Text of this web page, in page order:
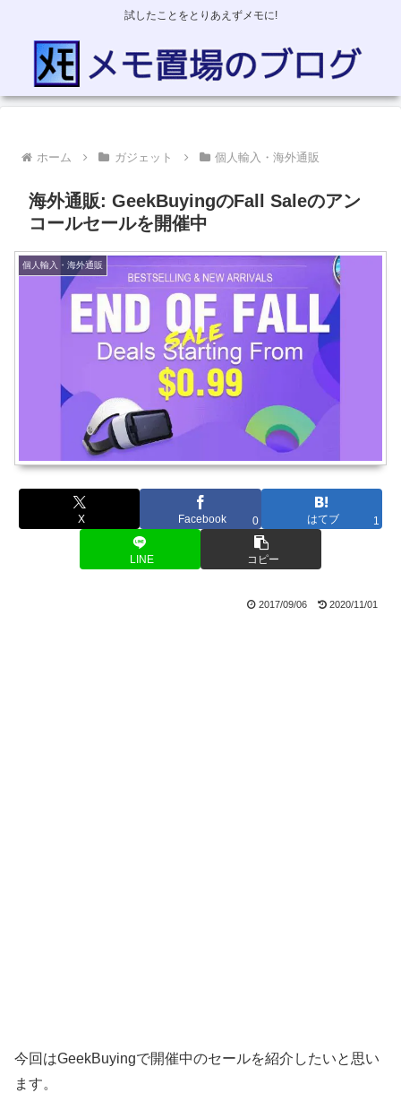
試したことをとりあえずメモに!
ホーム ガジェット 個人輸入・海外通販
海外通販: GeekBuyingのFall Saleのアン
コールセールを開催中
個人輸入・海外通販
X Facebook 0 はてブ 1
LINE コピー
2017/09/06 2020/11/01
今回はGeekBuyingで開催中のセールを紹介したいと思い
ます。